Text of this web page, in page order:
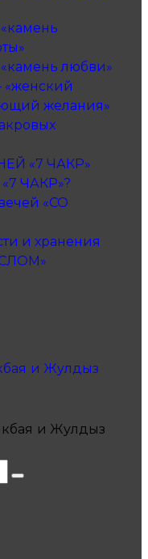
любви»
«женский
желания»
«7 ЧАКР»
ЧАКР»?
«СО
и хранения